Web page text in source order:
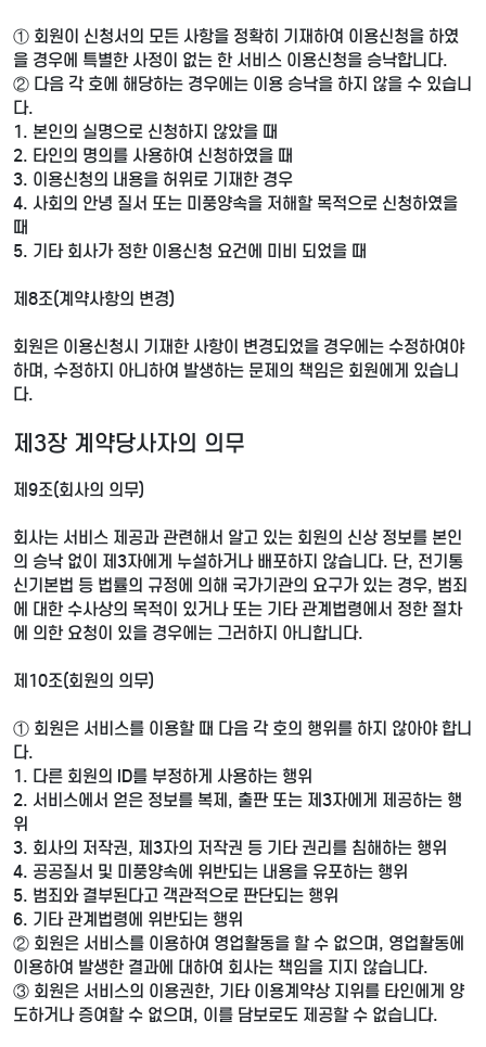
① 회원이 신청서의 모든 사항을 정확히 기재하여 이용신청을 하였
을 경우에 특별한 사정이 없는 한 서비스 이용신청을 승낙합니다.
② 다음 각 호에 해당하는 경우에는 이용 승낙을 하지 않을 수 있습니
다.
1. 본인의 실명으로 신청하지 않았을 때
2. 타인의 명의를 사용하여 신청하였을 때
3. 이용신청의 내용을 허위로 기재한 경우
4. 사회의 안녕 질서 또는 미풍양속을 저해할 목적으로 신청하였을
때
5. 기타 회사가 정한 이용신청 요건에 미비 되었을 때
제8조(계약사항의 변경)
회원은 이용신청시 기재한 사항이 변경되었을 경우에는 수정하여야
하며, 수정하지 아니하여 발생하는 문제의 책임은 회원에게 있습니
다.
제3장 계약당사자의 의무
제9조(회사의 의무)
회사는 서비스 제공과 관련해서 알고 있는 회원의 신상 정보를 본인
의 승낙 없이 제3자에게 누설하거나 배포하지 않습니다. 단, 전기통
신기본법 등 법률의 규정에 의해 국가기관의 요구가 있는 경우, 범죄
에 대한 수사상의 목적이 있거나 또는 기타 관계법령에서 정한 절차
에 의한 요청이 있을 경우에는 그러하지 아니합니다.
제10조(회원의 의무)
① 회원은 서비스를 이용할 때 다음 각 호의 행위를 하지 않아야 합니
다.
1. 다른 회원의 ID를 부정하게 사용하는 행위
2. 서비스에서 얻은 정보를 복제, 출판 또는 제3자에게 제공하는 행
위
3. 회사의 저작권, 제3자의 저작권 등 기타 권리를 침해하는 행위
4. 공공질서 및 미풍양속에 위반되는 내용을 유포하는 행위
5. 범죄와 결부된다고 객관적으로 판단되는 행위
6. 기타 관계법령에 위반되는 행위
② 회원은 서비스를 이용하여 영업활동을 할 수 없으며, 영업활동에
이용하여 발생한 결과에 대하여 회사는 책임을 지지 않습니다.
③ 회원은 서비스의 이용권한, 기타 이용계약상 지위를 타인에게 양
도하거나 증여할 수 없으며, 이를 담보로도 제공할 수 없습니다.